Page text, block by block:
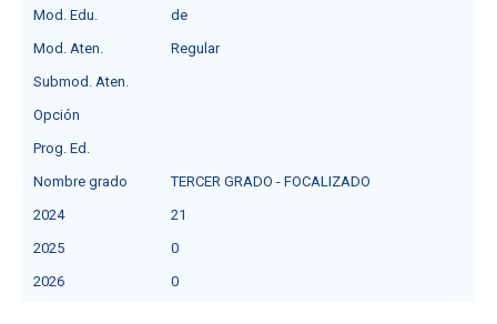
Mod. Edu.
de
Mod. Aten.
Regular
Submod. Aten.
Opción
Prog. Ed.
Nombre grado
TERCER GRADO - FOCALIZADO
2024
21
2025
0
2026
0